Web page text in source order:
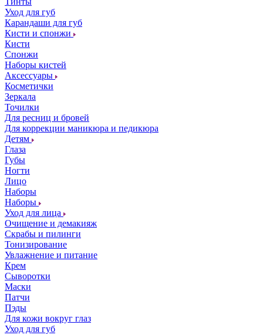
Уход для губ
Карандаши для губ
Кисти и спонжи
Кисти
Спонжи
Наборы кистей
Аксессуары
Косметички
Зеркала
Точилки
Для ресниц и бровей
Для коррекции маникюра и педикюра
Детям
Глаза
Губы
Ногти
Лицо
Наборы
Наборы
Уход для лица
Очищение и демакияж
Скрабы и пилинги
Тонизирование
Увлажнение и питание
Крем
Сыворотки
Маски
Патчи
Пэды
Для кожи вокруг глаз
Уход для губ